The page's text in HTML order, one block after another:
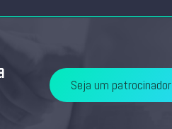
Seja um patrocinador